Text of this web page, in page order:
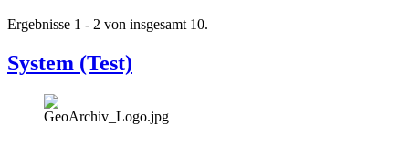
Ergebnisse 1 - 2 von insgesamt 10.
System (Test)